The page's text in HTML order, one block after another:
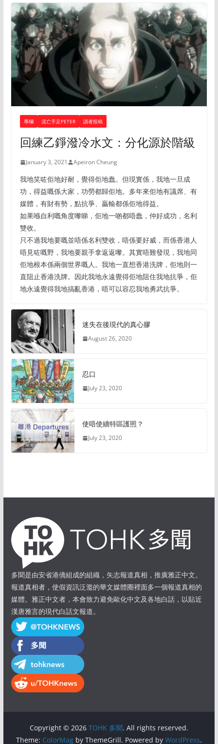
專欄 流亡手足PETER 讀者投稿
回練乙錚潑冷水文：分化源於階級
January 3, 2021 Apeiron Cheung
我地笑咗佢地好耐，覺得佢地蠢。但現實係，我地一旦成
功，得益嘅係大家，功勞都歸佢地。多年來佢地有議席、有
媒體，有財有勢，點抗爭、贏輸都係佢地得益。
如果喺自利嘅角度嚟睇，佢地一啲都唔蠢，仲好成功，名利
雙收。
只不過我地要嘅並唔係名利雙收，唔係要好威，而係香港人
唔見咗嘅野，我地要親手拿返返嚟。其實唔難發現，我地同
佢地根本係兩個世界嘅人。我地一直想香港洗牌，佢地則一
直阻止香港洗牌。因此我地永遠覺得佢地阻住我地抗爭，佢
地永遠覺得我地搞亂香港，唔可以容忍我地勇武抗爭。
迷失在後現代的真心膠
August 26, 2020
忍口
July 23, 2020
使唔使續特區護照？
July 23, 2020
多聞是由安省港僑組成的組織，矢志報道真相，推廣雅正中文。
報道真相者，使假資訊泛濫的華文媒體圈裡面多一個報道真相的
媒體。雅正中文者，本會致力避免歐化中文及各地白話，以貼近
漢唐雅言的現代白話文報道。
Copyright © 2026 TOHK 多聞. All rights reserved.
Theme: ColorMagby ThemeGrill. Powered by WordPress.